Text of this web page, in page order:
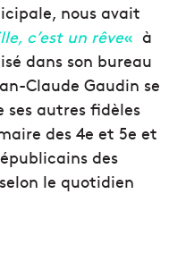
nous avait
c’est un rêve« à
dans son bureau
Claude Gaudin se
ses autres fidèles
des 4e et 5e et
des
le quotidien